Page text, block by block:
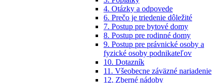
4. Otázky a odpovede
6. Prečo je triedenie dôležité
7. Postup pre bytové domy
8. Postup pre rodinné domy
9. Postup pre právnické osoby a
fyzické osoby podnikateľov
10. Dotazník
11. Všeobecne záväzné nariadenie
12. Zberné nádoby